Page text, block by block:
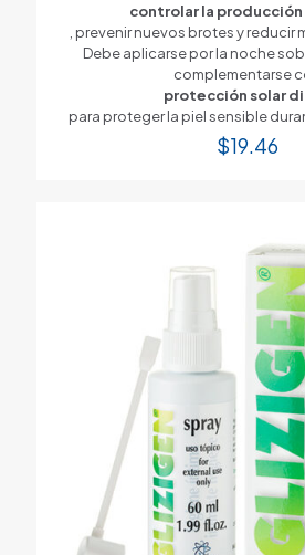
controlar la
, prevenir nuevos brotes y reducir
Debe aplicarse por la noche
complementarse
protección solar
para proteger la piel sensible
$19.46